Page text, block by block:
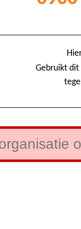
Gebruikt